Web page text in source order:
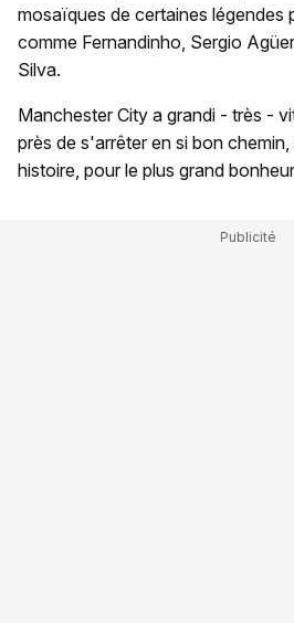
mosaïques de certaines légendes
comme Fernandinho, Sergio
Silva.
Manchester City a grandi - très -
près de s'arrêter en si bon
histoire, pour le plus grand